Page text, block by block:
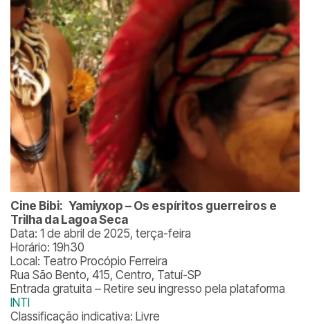
Cine Bibi: Yamiyxop – Os espíritos guerreiros e
Trilha da Lagoa Seca
Data: 1 de abril de 2025, terça-feira
Horário: 19h30
Local: Teatro Procópio Ferreira
Rua São Bento, 415, Centro, Tatuí-SP
Entrada gratuita – Retire seu ingresso pela plataforma
INTI
Classificação indicativa: Livre